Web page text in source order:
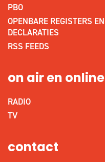
PBO
OPENBARE REGISTERS EN
DECLARATIES
RSS FEEDS
on air en online
RADIO
TV
contact